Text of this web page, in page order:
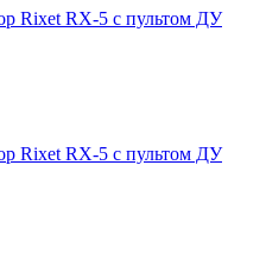
Rixet RX-5 с пультом ДУ
Rixet RX-5 с пультом ДУ